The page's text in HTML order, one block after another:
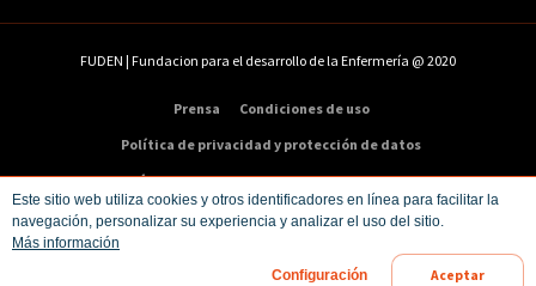
Este sitio web utiliza cookies y otros identificadores en línea para facilitar la
navegación, personalizar su experiencia y analizar el uso del sitio.
Más información
Configuración Aceptar
FUDEN | Fundacion para el desarrollo de la Enfermería @ 2020
Prensa
Condiciones de uso
Política de privacidad y protección de datos
Política de cookies
Condiciones de compra
C/ Veneras 9. 5ª – 28013 Madrid
Email:info@fuden.es